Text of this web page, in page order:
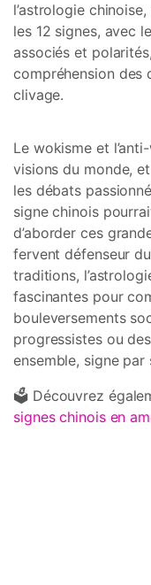
l’astrologie
les 12 signes, avec
associés et
compréhension des
clivage.
Le wokisme et
visions du monde,
les débats
signe chinois
d’aborder ces
fervent défenseur
traditions,
fascinantes pour
bouleversements
progressistes ou
ensemble, signe par
🗳️ Découvrez
signes chinois en